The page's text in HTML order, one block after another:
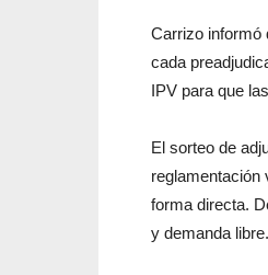
Carrizo informó
cada
IPV para que
El sorteo de
reglamentación
forma directa.
y demanda libre.